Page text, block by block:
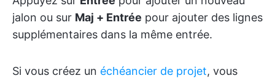
jalon ou sur Maj + Entrée pour ajouter des lignes
supplémentaires dans la même entrée.
Si vous créez un échéancier de projet, vous